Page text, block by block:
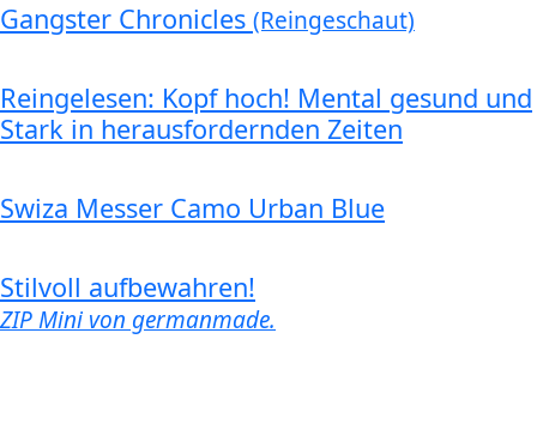
Gangster Chronicles (Reingeschaut)
Reingelesen: Kopf hoch! Mental gesund und
Stark in herausfordernden Zeiten
Swiza Messer Camo Urban Blue
Stilvoll aufbewahren!
ZIP Mini von germanmade.